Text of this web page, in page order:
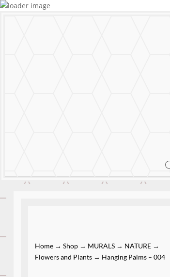
Home→ Shop→ MURALS→ NATURE→
Flowers and Plants→ Hanging Palms – 004